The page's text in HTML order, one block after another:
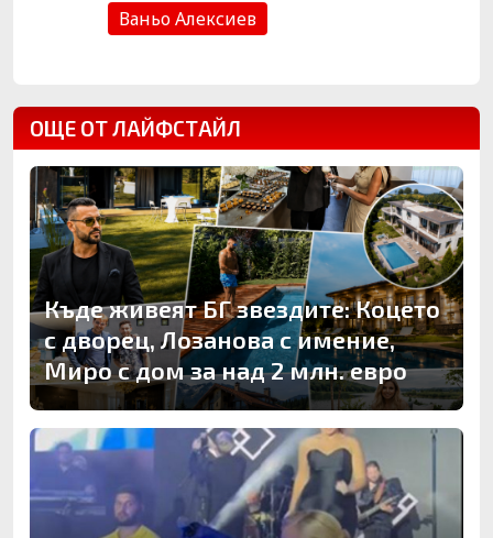
Ваньо Алексиев
ОЩЕ ОТ ЛАЙФСТАЙЛ
Къде живеят БГ звездите: Коцето
с дворец, Лозанова с имение,
Миро с дом за над 2 млн. евро